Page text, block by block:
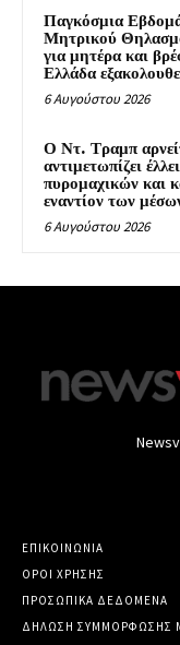
Παγκόσμια
Μητρικού
για μητέρα και
Ελλάδα
6 Αυγούστου 2026
Ο Ντ. Τραμπ
αντιμετωπίζει
πυρομαχικών και
εναντίον των
6 Αυγούστου 2026
ΕΠΙΚΟΙΝΩΝΙΑ
ΟΡΟΙ ΧΡΗΣΗΣ
ΠΡΟΣΩΠΙΚΑ ΔΕΔΟΜΕΝΑ
ΔΗΛΩΣΗ ΣΥΜΜΟΡΦΩΣΗΣ